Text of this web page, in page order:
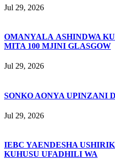
Jul 29, 2026
OMANYALA ASHINDWA
MITA 100 MJINI GLASGOW
Jul 29, 2026
SONKO AONYA UPINZANI
Jul 29, 2026
IEBC YAENDESHA
KUHUSU UFADHILI WA